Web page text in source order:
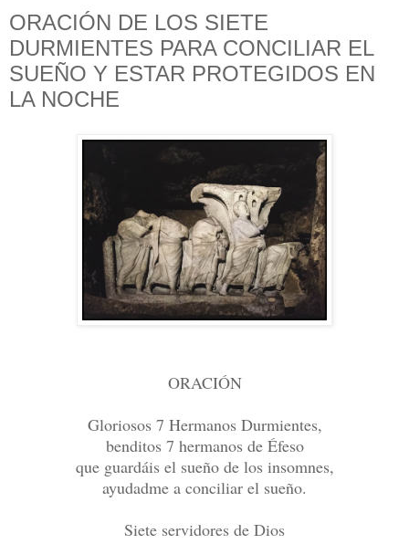
ORACIÓN DE LOS SIETE
DURMIENTES PARA CONCILIAR EL
SUEÑO Y ESTAR PROTEGIDOS EN
LA NOCHE
ORACIÓN
Gloriosos 7 Hermanos Durmientes,
benditos 7 hermanos de Éfeso
que guardáis el sueño de los insomnes,
ayudadme a conciliar el sueño.
Siete servidores de Dios